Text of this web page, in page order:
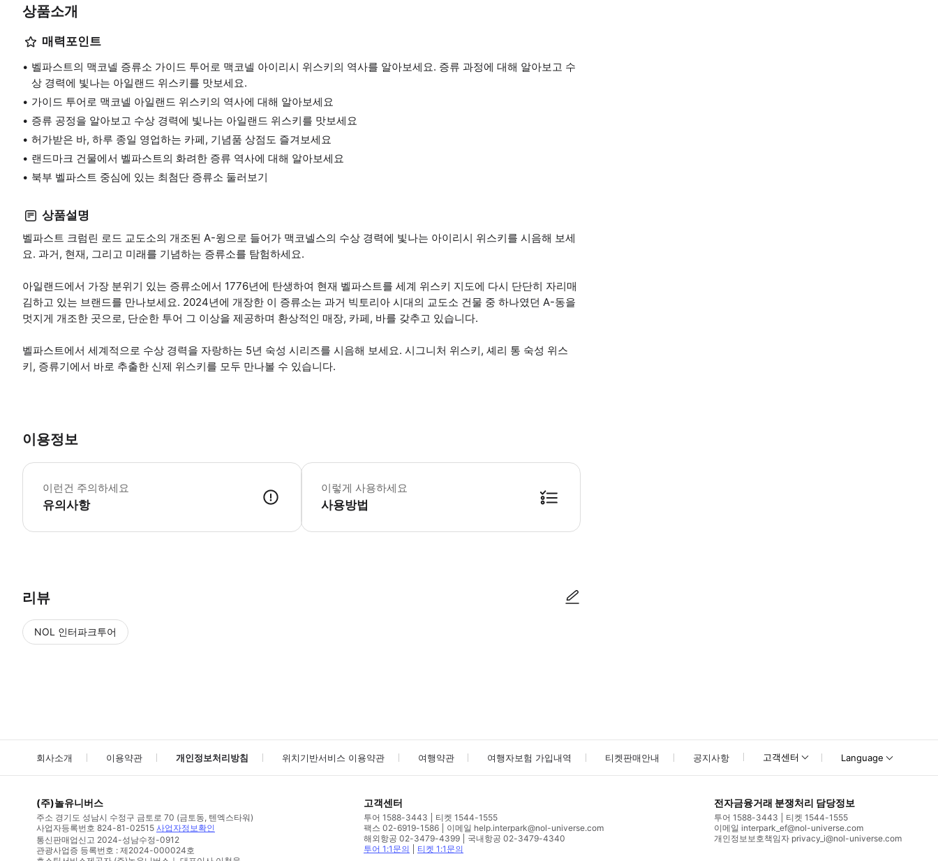
상품소개
매력포인트
벨파스트의 맥코넬 증류소 가이드 투어로 맥코넬 아이리시 위스키의 역사를 알아보세요. 증류 과정에 대해 알아보고 수
상 경력에 빛나는 아일랜드 위스키를 맛보세요.
가이드 투어로 맥코넬 아일랜드 위스키의 역사에 대해 알아보세요
증류 공정을 알아보고 수상 경력에 빛나는 아일랜드 위스키를 맛보세요
허가받은 바, 하루 종일 영업하는 카페, 기념품 상점도 즐겨보세요
랜드마크 건물에서 벨파스트의 화려한 증류 역사에 대해 알아보세요
북부 벨파스트 중심에 있는 최첨단 증류소 둘러보기
상품설명
벨파스트 크럼린 로드 교도소의 개조된 A-윙으로 들어가 맥코넬스의 수상 경력에 빛나는 아이리시 위스키를 시음해 보세
요. 과거, 현재, 그리고 미래를 기념하는 증류소를 탐험하세요.
아일랜드에서 가장 분위기 있는 증류소에서 1776년에 탄생하여 현재 벨파스트를 세계 위스키 지도에 다시 단단히 자리매
김하고 있는 브랜드를 만나보세요. 2024년에 개장한 이 증류소는 과거 빅토리아 시대의 교도소 건물 중 하나였던 A-동을
멋지게 개조한 곳으로, 단순한 투어 그 이상을 제공하며 환상적인 매장, 카페, 바를 갖추고 있습니다.
벨파스트에서 세계적으로 수상 경력을 자랑하는 5년 숙성 시리즈를 시음해 보세요. 시그니처 위스키, 셰리 통 숙성 위스
키, 증류기에서 바로 추출한 신제 위스키를 모두 만나볼 수 있습니다.
이용정보
이런건 주의하세요
유의사항
시그니처 투어는 50분~1시간 정도 소요됩니다. * 소요시간 : 60분-90분 (옵션에 따라 소요 시간이 다를 수 있으니, 예약 시 확인 부탁드립니다.)
이렇게 사용하세요
사용방법
리뷰
NOL 인터파크투어
회사소개 이용약관 개인정보처리방침 위치기반서비스 이용약관 여행약관 여행자보험 가입내역 티켓판매안내 공지사항 고객센터 Language
(주)놀유니버스
주소 경기도 성남시 수정구 금토로 70 (금토동, 텐엑스타워)
사업자등록번호 824-81-02515 사업자정보확인
통신판매업신고 2024-성남수정-0912
관광사업증 등록번호 : 제2024-000024호
고객센터
투어 1588-3443
티켓 1544-1555
팩스 02-6919-1586
이메일 help.interpark@nol-universe.com
해외항공 02-3479-4399
국내항공 02-3479-4340
투어 1:1문의
티켓 1:1문의
전자금융거래 분쟁처리 담당정보
투어 1588-3443
티켓 1544-1555
이메일 interpark_ef@nol-universe.com
개인정보보호책임자 privacy_i@nol-universe.com